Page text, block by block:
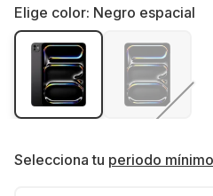
Elige color: Negro espacial
Selecciona tu periodo